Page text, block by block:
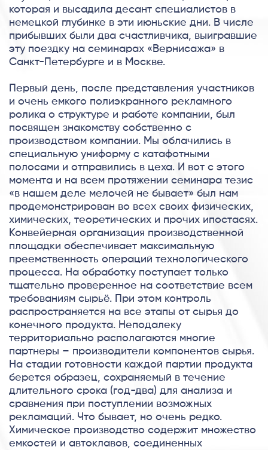
которая и высадила десант специалистов в
немецкой глубинке в эти июньские дни. В числе
прибывших были два счастливчика, выигравшие
эту поездку на семинарах «Вернисажа» в
Санкт-Петербурге и в Москве.
Первый день, после представления участников
и очень емкого полиэкранного рекламного
ролика о структуре и работе компании, был
посвящен знакомству собственно с
производством компании. Мы облачились в
специальную униформу с катафотными
полосами и отправились в цеха. И вот с этого
момента и на всем протяжении семинара тезис
«в нашем деле мелочей не бывает» был нам
продемонстрирован во всех своих физических,
химических, теоретических и прочих ипостасях.
Конвейерная организация производственной
площадки обеспечивает максимальную
преемственность операций технологического
процесса. На обработку поступает только
тщательно проверенное на соответствие всем
требованиям сырьё. При этом контроль
распространяется на все этапы от сырья до
конечного продукта. Неподалеку
территориально располагаются многие
партнеры – производители компонентов сырья.
На стадии готовности каждой партии продукта
берется образец, сохраняемый в течение
длительного срока (год-два) для анализа и
сравнения при поступлении возможных
рекламаций. Что бывает, но очень редко.
Химическое производство содержит множество
емкостей и автоклавов, соединенных